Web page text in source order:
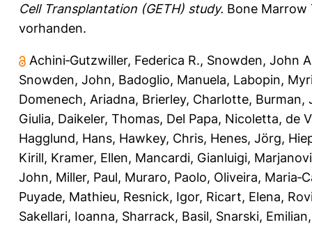
Cell Transplantation (GETH) study. Bone
vorhanden.
Achini‐Gutzwiller, Federica R., Snowden, John
Snowden, John, Badoglio, Manuela, Labopin,
Domenech, Ariadna, Brierley, Charlotte, Burman,
Giulia, Daikeler, Thomas, Del Papa, Nicoletta, de
Hagglund, Hans, Hawkey, Chris, Henes, Jörg,
Kirill, Kramer, Ellen, Mancardi, Gianluigi,
John, Miller, Paul, Muraro, Paolo, Oliveira,
Puyade, Mathieu, Resnick, Igor, Ricart, Elena,
Sakellari, Ioanna, Sharrack, Basil, Snarski, Emilian